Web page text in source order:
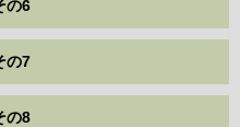
の6
の7
の8